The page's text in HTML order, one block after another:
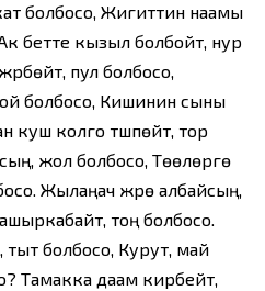
болбосо, Жигиттин наамы
бетте кызыл болбойт, нур
пул болбосо,
болбосо, Кишинин сыны
куш колго түшпөйт, тор
жол болбосо, Төөлөргө
Жылаңач жүрө албайсың,
тоң болбосо.
болбосо, Курут, май
Тамакка даам кирбейт,